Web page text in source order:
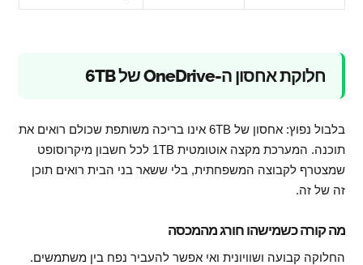
חלוקת אחסון ה-OneDrive של 6TB
בלבול נפוץ: אחסון של 6TB אינו בריכה משותפת שכולם רואים את
תוכנה. המערכת מקצה אוטומטית 1TB לכל חשבון מיקרוסופט
שמצטרף לקבוצה המשפחתית, בלי ששאר בני הבית רואים תוכן
זה של זה.
מה קורה כשמישהו חורג מהמכסה
החלוקה קבועה ושוויונית ואי אפשר להעביר נפח בין משתמשים.